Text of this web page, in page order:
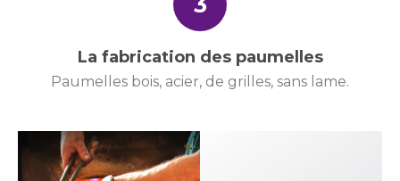
La fabrication des paumelles
Paumelles bois, acier, de grilles, sans lame.